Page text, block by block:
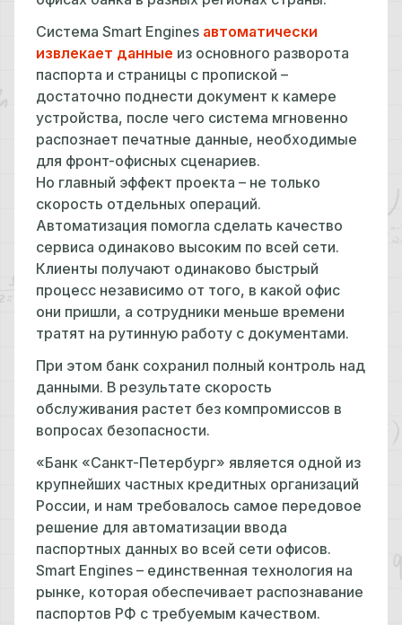
Система Smart Engines автоматически
извлекает данные из основного разворота
паспорта и страницы с пропиской –
достаточно поднести документ к камере
устройства, после чего система мгновенно
распознает печатные данные, необходимые
для фронт-офисных сценариев.
Но главный эффект проекта – не только
скорость отдельных операций.
Автоматизация помогла сделать качество
сервиса одинаково высоким по всей сети.
Клиенты получают одинаково быстрый
процесс независимо от того, в какой офис
они пришли, а сотрудники меньше времени
тратят на рутинную работу с документами.
При этом банк сохранил полный контроль над
данными. В результате скорость
обслуживания растет без компромиссов в
вопросах безопасности.
«Банк «Санкт-Петербург» является одной из
крупнейших частных кредитных организаций
России, и нам требовалось самое передовое
решение для автоматизации ввода
паспортных данных во всей сети офисов.
Smart Engines – единственная технология на
рынке, которая обеспечивает распознавание
паспортов РФ с требуемым качеством.